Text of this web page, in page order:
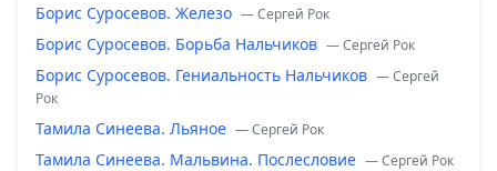
Борис Суросевов. Железо — Сергей Рок
Борис Суросевов. Борьба Нальчиков — Сергей Рок
Борис Суросевов. Гениальность Нальчиков — Сергей
Рок
Тамила Синеева. Льяное — Сергей Рок
Тамила Синеева. Мальвина. Послесловие — Сергей Рок